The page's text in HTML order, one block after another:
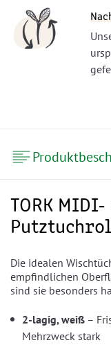
TORK
Die idealen
empfindlichen
sind sie besonders
2-lagig, weiß –
Mehrzweck stark